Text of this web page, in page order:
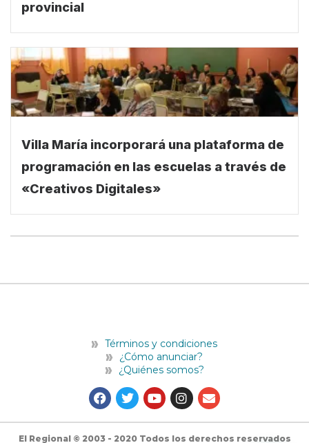
provincial
Villa María incorporará una plataforma de
programación en las escuelas a través de
«Creativos Digitales»
Términos y condiciones
¿Cómo anunciar?
¿Quiénes somos?
a
c
e
b
w
i
t
t
o
u
t
u
n
s
t
n
v
e
El Regional © 2003 - 2020 Todos los derechos reservados